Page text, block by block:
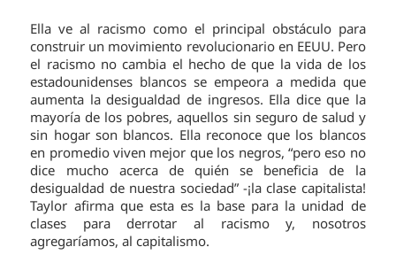
Ella ve al racismo como el principal obstáculo para
construir un movimiento revolucionario en EEUU. Pero
el racismo no cambia el hecho de que la vida de los
estadounidenses blancos se empeora a medida que
aumenta la desigualdad de ingresos. Ella dice que la
mayoría de los pobres, aquellos sin seguro de salud y
sin hogar son blancos. Ella reconoce que los blancos
en promedio viven mejor que los negros, “pero eso no
dice mucho acerca de quién se beneficia de la
desigualdad de nuestra sociedad” -¡la clase capitalista!
Taylor afirma que esta es la base para la unidad de
clases para derrotar al racismo y, nosotros
agregaríamos, al capitalismo.